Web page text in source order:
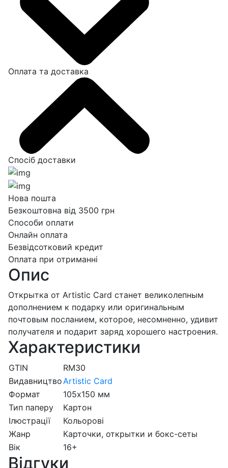
Оплата та доставка
Спосіб доставки
Нова пошта
Безкоштовна від 3500 грн
Способи оплати
Онлайн оплата
Безвідсотковий кредит
Оплата при отриманні
Опис
Открытка от Artistic Card станет великолепным
дополнением к подарку или оригинальным
почтовым посланием, которое, несомненно, удивит
получателя и подарит заряд хорошего настроения.
Характеристики
GTIN
RM30
Видавництво Artistic Card
Формат
105х150 мм
Тип паперу
Картон
Ілюстрації
Кольорові
Жанр
Карточки, открытки и бокс-сеты
Вік
16+
Відгуки